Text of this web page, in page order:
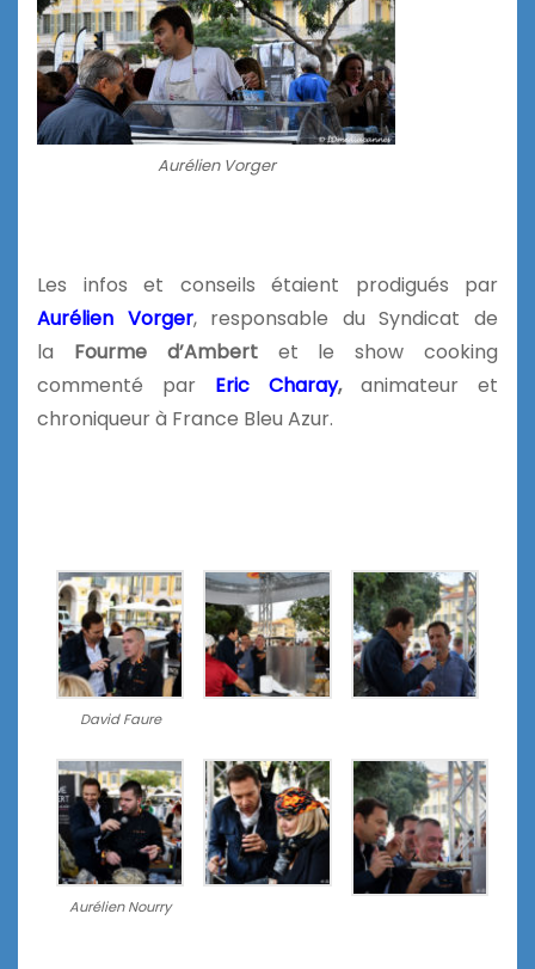
Aurélien Vorger
Les infos et conseils étaient prodigués par
Aurélien Vorger, responsable du Syndicat de
la Fourme d’Ambertet le show cooking
commenté par Eric Charay, animateur et
chroniqueur à France Bleu Azur.
David Faure
Aurélien Nourry